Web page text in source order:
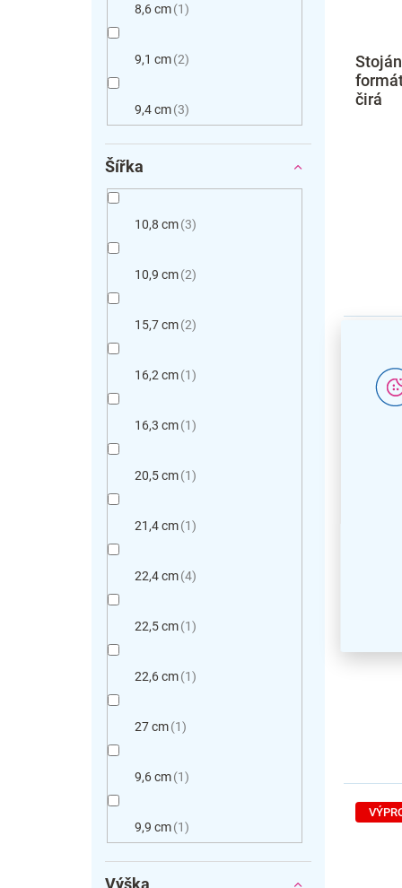
8,6 cm 1
9,1 cm 2
9,4 cm 3
Šířka
10,8 cm 3
10,9 cm 2
15,7 cm 2
16,2 cm 1
16,3 cm 1
20,5 cm 1
21,4 cm 1
22,4 cm 4
22,5 cm 1
22,6 cm 1
27 cm 1
9,6 cm 1
9,9 cm 1
Výška
čirá